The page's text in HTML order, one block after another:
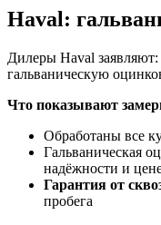
Haval:
Дилеры Haval
гальваническую
Что показывают
Обработаны все
Гальваническая
надёжности и
Гарантия от
пробега